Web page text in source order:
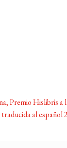
Premio Hislibris a
al español